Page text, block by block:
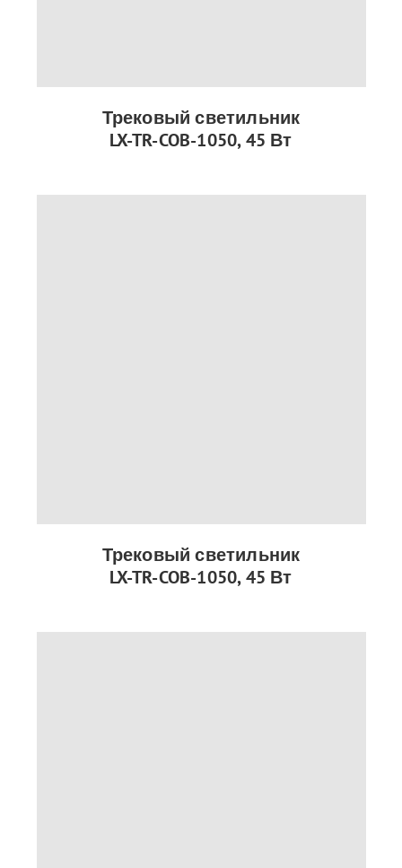
Трековый светильник
LX-TR-COB-1050, 45 Вт
Трековый светильник
LX-TR-COB-1050, 45 Вт